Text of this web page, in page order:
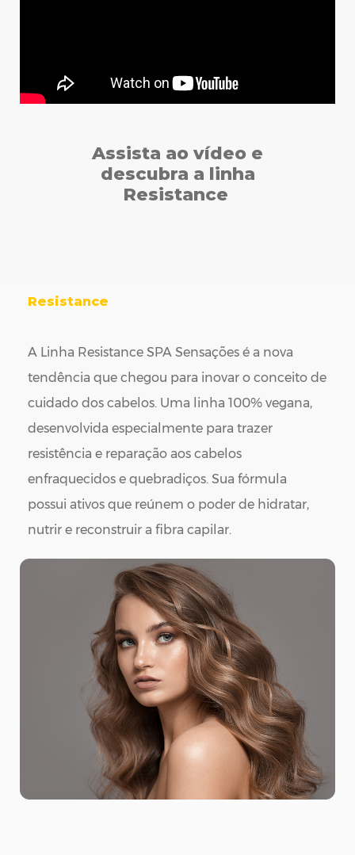
Assista ao vídeo e
descubra a linha
Resistance
Resistance
A Linha Resistance SPA Sensações é a nova
tendência que chegou para inovar o conceito de
cuidado dos cabelos. Uma linha 100% vegana,
desenvolvida especialmente para trazer
resistência e reparação aos cabelos
enfraquecidos e quebradiços. Sua fórmula
possui ativos que reúnem o poder de hidratar,
nutrir e reconstruir a fibra capilar.